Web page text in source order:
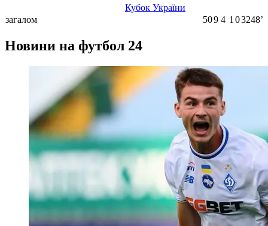
Кубок України
загалом 509 4 1 03248ʼ
Новини на футбол 24